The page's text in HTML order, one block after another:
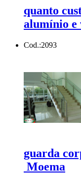
quanto
alumínio e
Cod.:2093
guarda
Moema